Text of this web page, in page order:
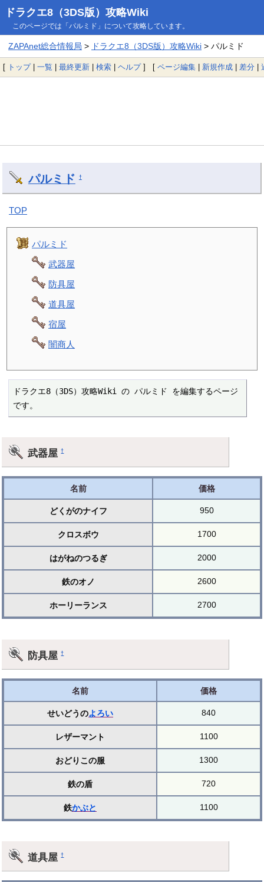
ドラクエ8（3DS版）攻略Wiki
このページでは「パルミド」について攻略しています。
ZAPAnet総合情報局 > ドラクエ8（3DS版）攻略Wiki> パルミド
[ トップ| 一覧 | 最終更新 | 検索 | ヘルプ] [ ページ編集 | 新規作成 | 差分 |
パルミド †
TOP
パルミド
武器屋
防具屋
道具屋
宿屋
闇商人
ドラクエ8（3DS）攻略Wiki の パルミド を編集するページ
です。
武器屋†
名前 価格
どくがのナイフ 950
クロスボウ 1700
はがねのつるぎ 2000
鉄のオノ 2600
ホーリーランス 2700
防具屋†
名前 価格
せいどうのよろい 840
レザーマント 1100
おどりこの服 1300
鉄の盾 720
鉄かぶと 1100
道具屋†